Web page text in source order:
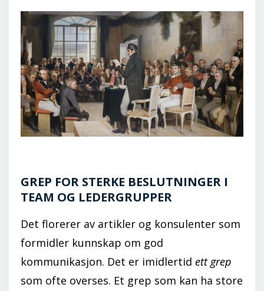
GREP FOR STERKE BESLUTNINGER I
TEAM OG LEDERGRUPPER
Det florerer av artikler og konsulenter som
formidler kunnskap om god
kommunikasjon. Det er imidlertid ett grep
som ofte overses. Et grep som kan ha store